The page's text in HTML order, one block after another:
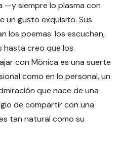
—y siempre lo plasma con
un gusto exquisito. Sus
los poemas: los escuchan,
hasta creo que los
con Mònica es una suerte
como en lo personal, un
que nace de una
de compartir con una
tan natural como su